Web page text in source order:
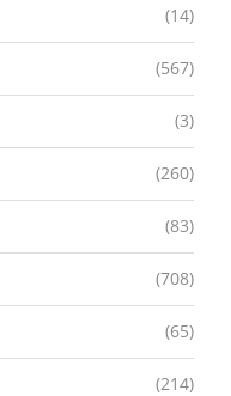
(14)
(567)
(3)
(260)
(83)
(708)
(65)
(214)